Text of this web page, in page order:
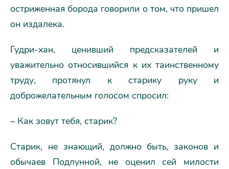
остриженная борода говорили о том, что пришел
он издалека.
Гудри-хан, ценивший предсказателей и
уважительно относившийся к их таинственному
труду, протянул к старику руку и
доброжелательным голосом спросил:
– Как зовут тебя, старик?
Старик, не знающий, должно быть, законов и
обычаев Подлунной, не оценил сей милости